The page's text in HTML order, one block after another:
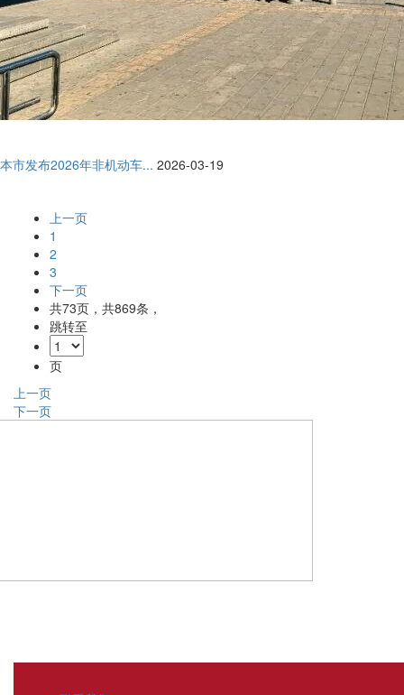
本市发布2026年非机动车... 2026-03-19
上一页
1
2
3
下一页
共73页，共869条，
跳转至
页
上一页
下一页